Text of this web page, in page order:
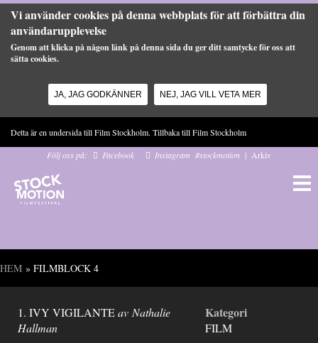
Vi använder cookies på denna webbplats för att förbättra din
användarupplevelse
Genom att klicka på någon länk på denna sida du ger ditt samtycke för oss att
sätta cookies.
JA, JAG GODKÄNNER NEJ, JAG VILL VETA MER
Detta är en undersida till Film Stockholm. Tillbaka tillFilm Stockholm
Följ oss på:
Facebook Instagram #stockmotion | Arkiv
Du är här
HEM » FILMBLOCK 4
Kategori
FILM
1. IVY VIGILANTEav Nathalie
Hallman